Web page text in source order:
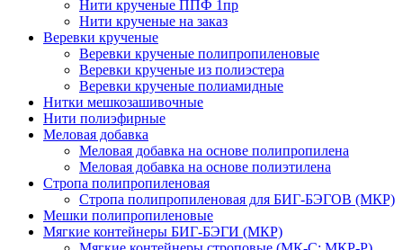
Нити крученые ППФ 1пр
Нити крученые на заказ
Веревки крученые
Веревки крученые полипропиленовые
Веревки крученые из полиэстера
Веревки крученые полиамидные
Нитки мешкозашивочные
Нити полиэфирные
Меловая добавка
Меловая добавка на основе полипропилена
Меловая добавка на основе полиэтилена
Стропа полипропиленовая
Стропа полипропиленовая для БИГ-БЭГОВ (МКР)
Мешки полипропиленовые
Мягкие контейнеры БИГ-БЭГИ (МКР)